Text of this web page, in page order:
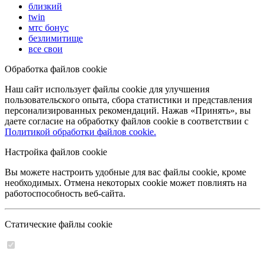
близкий
twin
мтс бонус
безлимитище
все свои
Обработка файлов cookie
Наш сайт использует файлы cookie для улучшения
пользовательского опыта, сбора статистики и представления
персонализированных рекомендаций. Нажав «Принять», вы
даете согласие на обработку файлов cookie в соответствии с
Политикой обработки файлов cookie.
Настройка файлов cookie
Вы можете настроить удобные для вас файлы cookie, кроме
необходимых. Отмена некоторых cookie может повлиять на
работоспособность веб-сайта.
Статические файлы cookie